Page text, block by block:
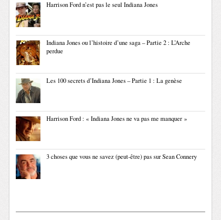
Harrison Ford n’est pas le seul Indiana Jones
Indiana Jones ou l’histoire d’une saga – Partie 2 : L’Arche
perdue
Les 100 secrets d’Indiana Jones – Partie 1 : La genèse
Harrison Ford : « Indiana Jones ne va pas me manquer »
3 choses que vous ne savez (peut-être) pas sur Sean Connery